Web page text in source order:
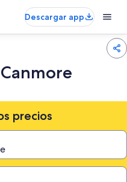
Descargar app
precios